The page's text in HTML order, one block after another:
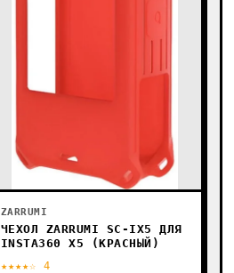
ZARRUMI
ЧЕХОЛ ZARRUMI SC-IX5 ДЛЯ
INSTA360 X5 (КРАСНЫЙ)
★★★★☆ 4